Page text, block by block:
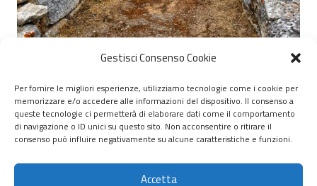
Gestisci Consenso Cookie
Per fornire le migliori esperienze, utilizziamo tecnologie come i cookie per
memorizzare e/o accedere alle informazioni del dispositivo. Il consenso a
queste tecnologie ci permetterà di elaborare dati come il comportamento
di navigazione o ID unici su questo sito. Non acconsentire o ritirare il
consenso può influire negativamente su alcune caratteristiche e funzioni.
Accetta
© 2020 – 2026 Nurnet – La rete dei Nuraghi – webdesign:
antoniopalumbo.it
Home